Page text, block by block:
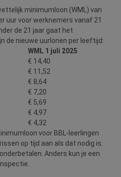
minimumloon (WML) van
uur voor werknemers vanaf 21
de 21 jaar gaat het
de nieuwe uurlonen per leeftijd:
WML 1 juli 2025
€ 14,40
€ 11,52
€ 8,64
€ 7,20
€ 5,69
€ 4,97
€ 4,32
voor BBL-leerlingen
op tijd aan als dat nodig is.
Anders kun je een